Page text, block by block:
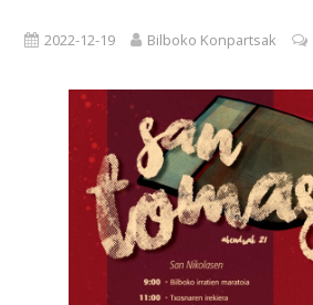
2022-12-19 Bilboko Konpartsak